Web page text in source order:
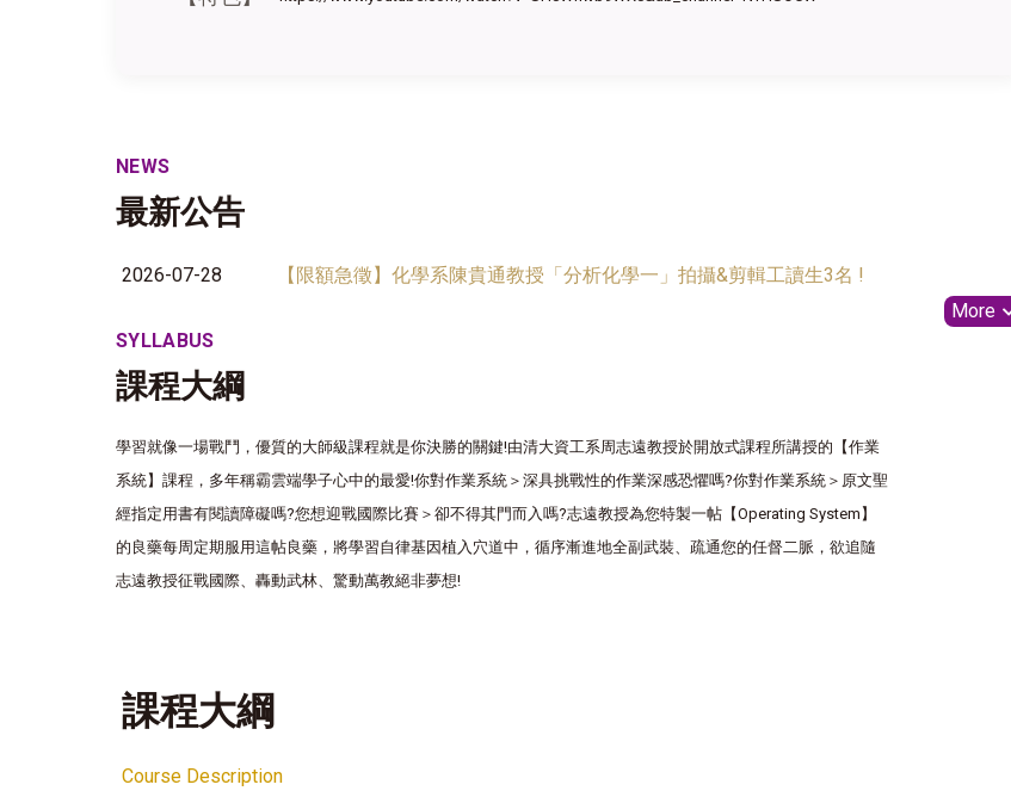
NEWS
最新公告
2026-07-28
【限額急徵】化學系陳貴通教授「分析化學一」拍攝&剪輯工讀生3名 !
More
SYLLABUS
課程大綱
學習就像一場戰鬥，優質的大師級課程就是你決勝的關鍵!由清大資工系周志遠教授於開放式課程所講授的【作業
系統】課程， 多年稱霸雲端學子心中的最愛!你對作業系統＞深具挑戰性的作業深感恐懼嗎?你對作業系統＞原文聖
經指定用書有閱讀障礙嗎?您想迎戰國際比賽＞卻不得其門而入嗎?志遠教授為您特製一帖【Operating System】
的良藥每周定期服用這帖良藥，將學習自律基因植入穴道中， 循序漸進地全副武裝、疏通您的任督二脈，欲追隨
志遠教授征戰國際、轟動武林、驚動萬教絕非夢想!
課程大綱
Course Description